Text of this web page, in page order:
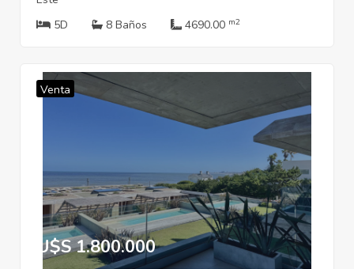
5D
8 Baños 4690.00 m2
Venta
U$S 1.800.000